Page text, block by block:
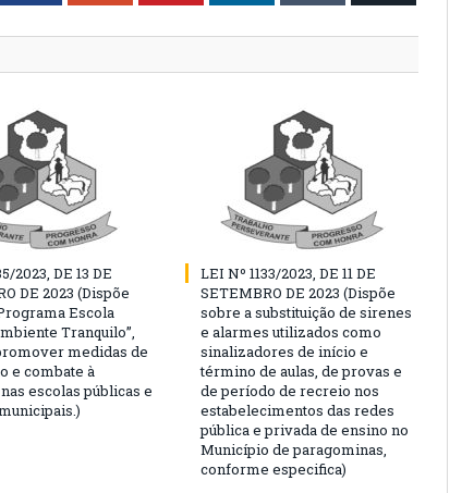
2023, DE 13 DE
DE 2023 (Dispõe
Escola
Tranquilo”,
medidas de
e combate à
escolas públicas e
LEI Nº 1133/2023, DE 11 DE
SETEMBRO DE 2023 (Dispõe
sobre a substituição de sirenes
e alarmes utilizados como
sinalizadores de início e
término de aulas, de provas e
de período de recreio nos
estabelecimentos das redes
pública e privada de ensino no
Município de paragominas,
conforme especifica)